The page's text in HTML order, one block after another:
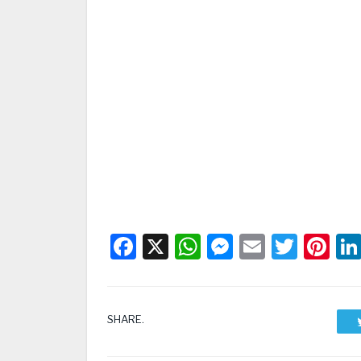
Facebook
X WhatsApp
Messenger
Email
SHARE.